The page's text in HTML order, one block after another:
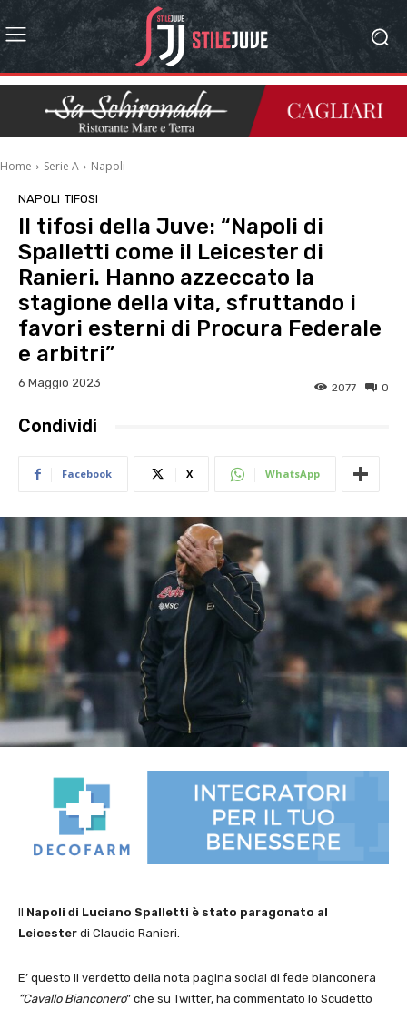
Home Serie A Napoli
NAPOLI TIFOSI
Il tifosi della Juve: “Napoli di
Spalletti come il Leicester di
Ranieri. Hanno azzeccato la
stagione della vita, sfruttando i
favori esterni di Procura Federale
e arbitri”
6 Maggio 2023 0
2077
Condividi
Facebook X WhatsApp
Il Napoli di Luciano Spalletti è stato paragonato al
Leicester di Claudio Ranieri.
E’ questo il verdetto della nota pagina social di fede bianconera
“Cavallo Bianconero” che su Twitter, ha commentato lo Scudetto